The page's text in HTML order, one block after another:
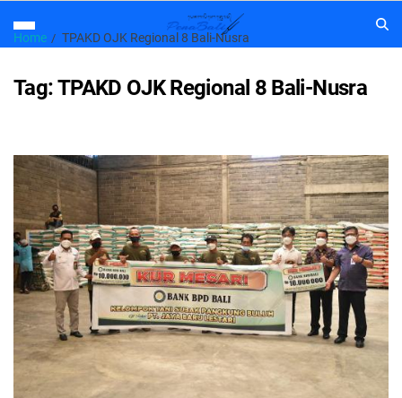
Home TPAKD OJK Regional 8 Bali-Nusra
Tag:TPAKD OJK Regional 8 Bali-Nusra